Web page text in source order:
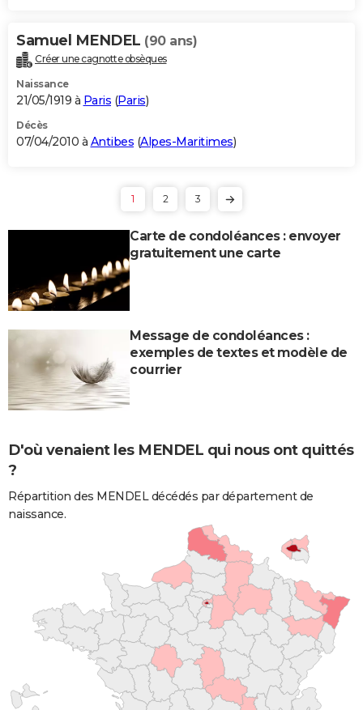
Samuel MENDEL (90 ans)
Créer une cagnotte obsèques
Naissance
21/05/1919 à Paris (Paris)
Décès
07/04/2010 à Antibes (Alpes-Maritimes)
1 2 3
Carte de condoléances : envoyer
gratuitement une carte
Message de condoléances :
exemples de textes et modèle de
courrier
D'où venaient les MENDEL qui nous ont quittés
?
Répartition des MENDEL décédés par département de
naissance.